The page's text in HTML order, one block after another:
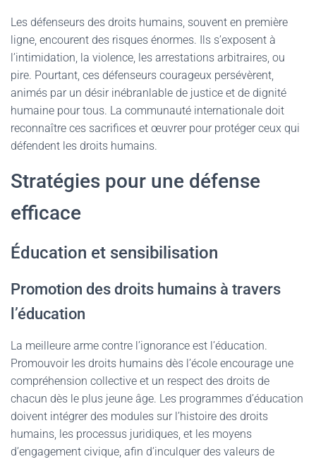
Les défenseurs des droits humains, souvent en première
ligne, encourent des risques énormes. Ils s’exposent à
l’intimidation, la violence, les arrestations arbitraires, ou
pire. Pourtant, ces défenseurs courageux persévèrent,
animés par un désir inébranlable de justice et de dignité
humaine pour tous. La communauté internationale doit
reconnaître ces sacrifices et œuvrer pour protéger ceux qui
défendent les droits humains.
Stratégies pour une défense
efficace
Éducation et sensibilisation
Promotion des droits humains à travers
l’éducation
La meilleure arme contre l’ignorance est l’éducation.
Promouvoir les droits humains dès l’école encourage une
compréhension collective et un respect des droits de
chacun dès le plus jeune âge. Les programmes d’éducation
doivent intégrer des modules sur l’histoire des droits
humains, les processus juridiques, et les moyens
d’engagement civique, afin d’inculquer des valeurs de